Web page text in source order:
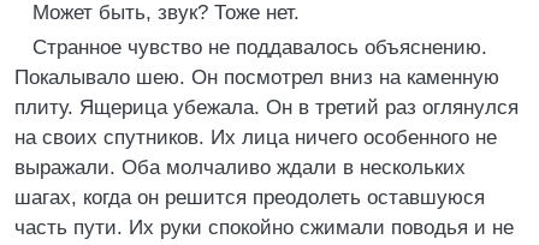
Может быть, звук? Тоже нет.
Странное чувство не поддавалось объяснению.
Покалывало шею. Он посмотрел вниз на каменную
плиту. Ящерица убежала. Он в третий раз оглянулся
на своих спутников. Их лица ничего особенного не
выражали. Оба молчаливо ждали в нескольких
шагах, когда он решится преодолеть оставшуюся
часть пути. Их руки спокойно сжимали поводья и не